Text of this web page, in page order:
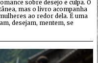
sobre desejo e culpa. O
mas o livro acompanha
ao redor dela. É uma
desejam, mentem, se